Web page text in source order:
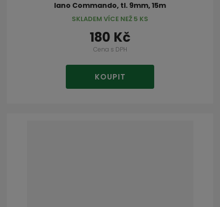
lano Commando, tl. 9mm, 15m
180 Kč
Cena s DPH
KOUPIT
SKLADEM VÍCE NEŽ 5 KS